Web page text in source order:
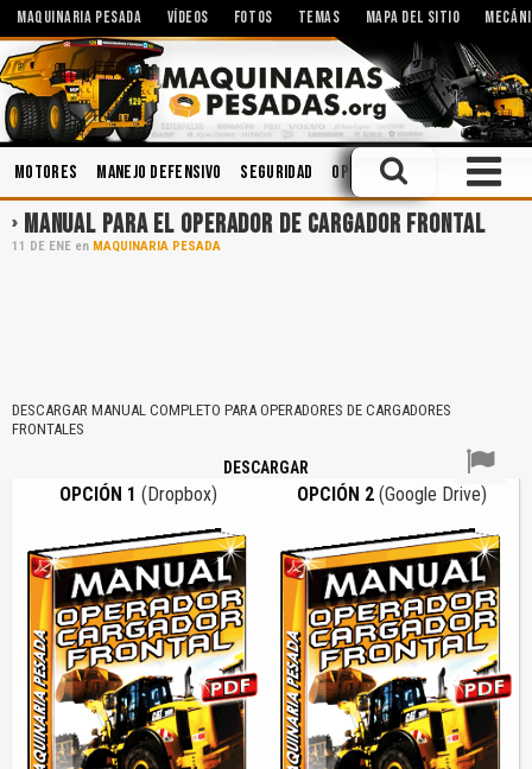
MAQUINARIA PESADA VÍDEOS FOTOS TEMAS MAPA DEL SITIO
Motores Manejo Defensivo Seguridad Operación Hidráulica
MANUAL PARA EL OPERADOR DE CARGADOR FRONTAL
11 DE ENE en MAQUINARIA PESADA
DESCARGAR MANUAL COMPLETO PARA OPERADORES DE CARGADORES
FRONTALES
DESCARGAR
OPCIÓN 1 (Dropbox) OPCIÓN 2 (Google Drive)